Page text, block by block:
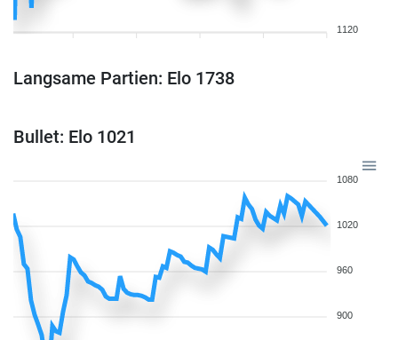
1120
Langsame Partien: Elo 1738
Bullet: Elo 1021
1080
1020
960
900